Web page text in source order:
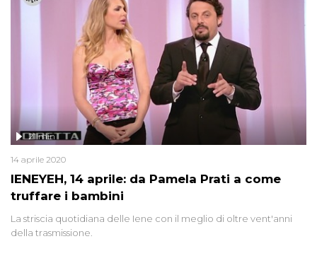
IENEYEH, 14 aprile: da Pamela Prati a come
truffare i bambini
21 min
14 aprile 2020
La striscia quotidiana delle Iene con il meglio di oltre vent'anni
della trasmissione.